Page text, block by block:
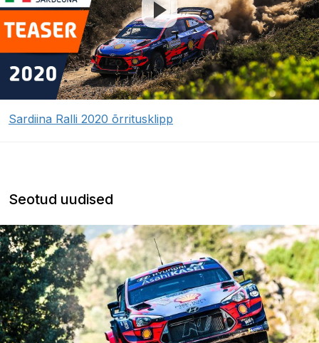
Sardiina Ralli 2020 õrritusklipp
Seotud uudised